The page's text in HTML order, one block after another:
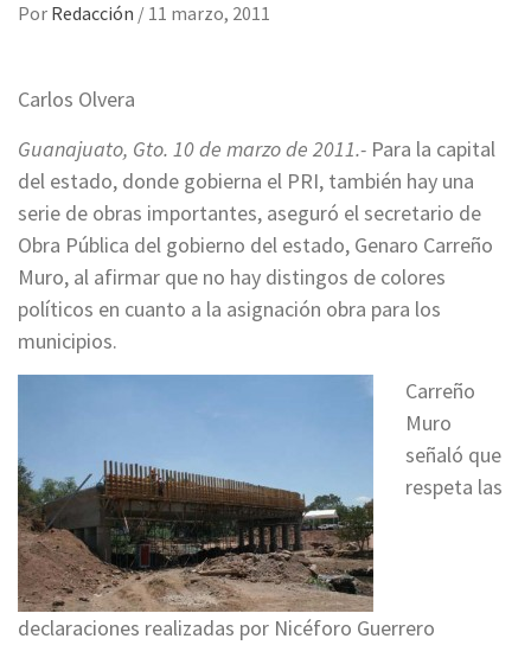
Por Redacción / 11 marzo, 2011
Carlos Olvera
Guanajuato, Gto. 10 de marzo de 2011.- Para la capital
del estado, donde gobierna el PRI, también hay una
serie de obras importantes, aseguró el secretario de
Obra Pública del gobierno del estado, Genaro Carreño
Muro, al afirmar que no hay distingos de colores
políticos en cuanto a la asignación obra para los
municipios.
Carreño
Muro
señaló que
respeta las
declaraciones realizadas por Nicéforo Guerrero